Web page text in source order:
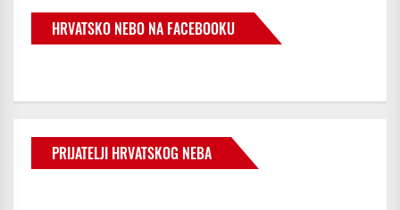
HRVATSKO NEBO NA FACEBOOKU
PRIJATELJI HRVATSKOG NEBA